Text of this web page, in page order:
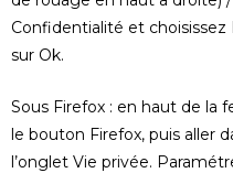
Confidentialité et choisissez
sur Ok.
Sous Firefox : en haut de la
le bouton Firefox, puis aller
l’onglet Vie privée.